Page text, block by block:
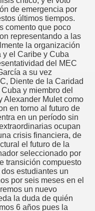
de emergencia por
últimos tiempos.
comento que poco
representando a las
la organización
y el Caribe y Cuba
del MEC
a su vez
Diente de la Caridad
y miembro del
Alexander Mulet como
en torno al futuro de
en un período sin
ocupan
crisis financiera, de
el futuro de la
seleccionado por
transición compuesto
estudiantes un
por seis meses en el
un nuevo
la duda de quién
6 años pues la